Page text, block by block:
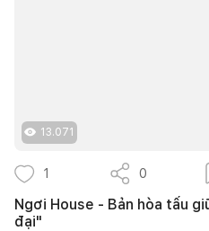
13.071
1 0
Ngơi House - Bản hòa tấu
đại"